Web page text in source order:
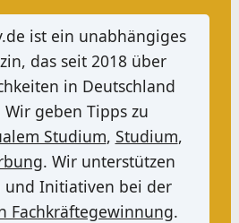
ist ein unabhängiges
das seit 2018 über
in Deutschland
geben Tipps zu
Studium, Studium,
. Wir unterstützen
und Initiativen bei der
Fachkräftegewinnung.